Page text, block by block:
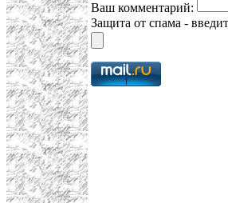
Ваш комментарий:
Защита от спама -